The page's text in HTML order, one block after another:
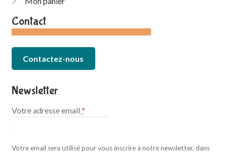
Contact
Contactez-nous
Newsletter
Votre adresse email *
Votre email sera utilisé pour vous inscrire à notre newsletter, dans